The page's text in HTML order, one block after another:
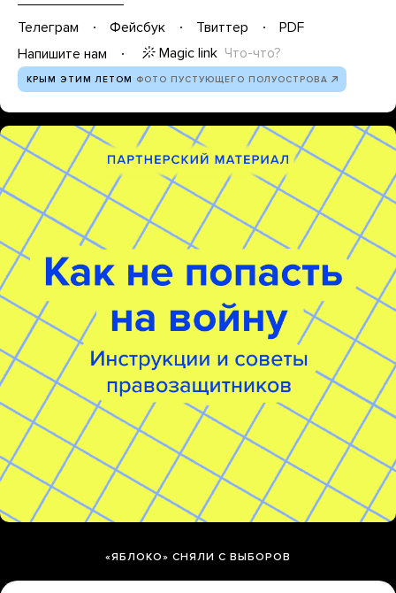
Телеграм Фейсбук Твиттер
PDF
Напишите нам
Magic link Что-что?
КРЫМ ЭТИМ ЛЕТОМ ФОТО ПУСТУЮЩЕГО ПОЛУОСТРОВА
«ЯБЛОКО» СНЯЛИ С ВЫБОРОВ